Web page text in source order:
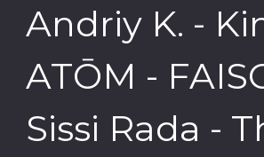
Andriy K. -
ATŌM -
Sissi Rada -